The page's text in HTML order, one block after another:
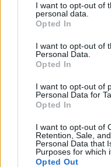
I want to opt-out of
personal data.
Opted In
I want to opt-out of
Personal Data.
Opted In
I want to opt-out of
Personal Data for
Opted In
I want to opt-out of
Retention, Sale,
Personal Data that
Purposes for which
Opted Out
LÄCKRA
KOLASMAK
Detta var något jag
Nog för att det är
så det smälter i
salta kex2 påsar